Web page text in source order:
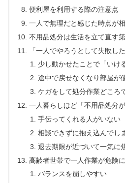
便利屋を利用する際の注意点
一人で無理だと感じた時点が
不用品処分は生活を立て直す
「一人でやろうとして失敗し
少し動かせたことで「いけ
途中で戻せなくなり部屋が
ケガをして処分作業どころ
一人暮らしほど「不用品処分
手伝ってくれる人がいない
相談できずに抱え込んでし
退去期限が近づいて一気に
高齢者世帯で一人作業が危険
バランスを崩しやすい